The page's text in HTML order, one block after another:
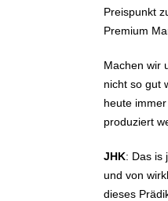
Preispunkt
Premium
Machen wir
nicht so gut
heute
produziert
JHK: Das is
und von
dieses